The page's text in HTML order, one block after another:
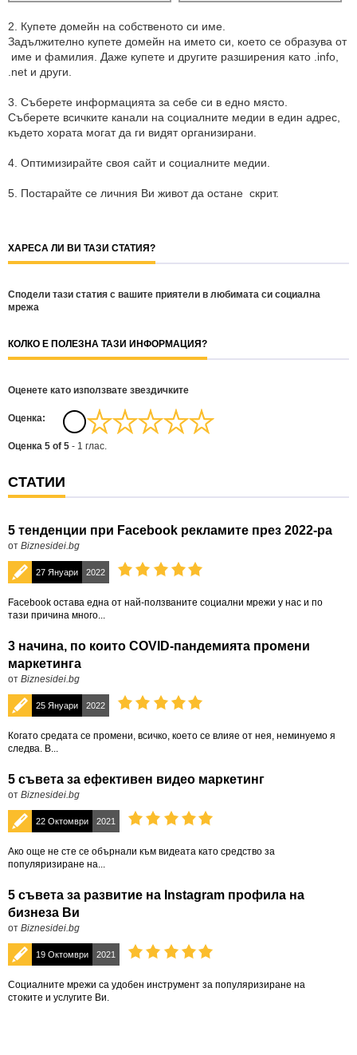
2. Купете домейн на собственото си име.
Задължително купете домейн на името си, което се образува от
име и фамилия. Даже купете и другите разширения като .info,
.net и други.
3. Съберете информацията за себе си в едно място.
Съберете всичките канали на социалните медии в един адрес,
където хората могат да ги видят организирани.
4. Оптимизирайте своя сайт и социалните медии.
5. Постарайте се личния Ви живот да остане скрит.
ХАРЕСА ЛИ ВИ ТАЗИ СТАТИЯ?
Сподели тази статия с вашите приятели в любимата си социална
мрежа
КОЛКО Е ПОЛЕЗНА ТАЗИ ИНФОРМАЦИЯ?
Оценете като използвате звездичките
Oценка:
Оценка 5 of 5 - 1 глас.
СТАТИИ
5 тенденции при Facebook рекламите през 2022-ра
от Biznesidei.bg
27 Януари 2022
Facebook остава една от най-ползваните социални мрежи у нас и по
тази причина много...
3 начина, по които COVID-пандемията промени
маркетинга
от Biznesidei.bg
25 Януари 2022
Когато средата се промени, всичко, което се влияе от нея, неминуемо я
следва. В...
5 съвета за ефективен видео маркетинг
от Biznesidei.bg
22 Октомври 2021
Ако още не сте се обърнали към видеата като средство за
популяризиране на...
5 съвета за развитие на Instagram профила на
бизнеза Ви
от Biznesidei.bg
19 Октомври 2021
Социалните мрежи са удобен инструмент за популяризиране на
стоките и услугите Ви.